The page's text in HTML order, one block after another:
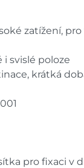
zatížení,
i svislé poloze
krátká
pro fixaci